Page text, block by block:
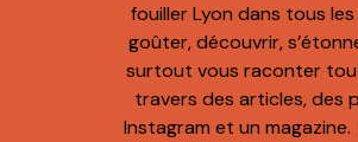
fouiller Lyon dans tous les
goûter, découvrir,
surtout vous raconter
travers des articles, des
Instagram et un